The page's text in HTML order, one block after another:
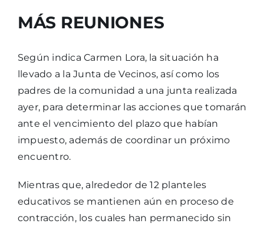
MÁS REUNIONES
Según indica Carmen Lora, la situación ha
llevado a la Junta de Vecinos, así como los
padres de la comunidad a una junta realizada
ayer, para determinar las acciones que tomarán
ante el vencimiento del plazo que habían
impuesto, además de coordinar un próximo
encuentro.
Mientras que, alrededor de 12 planteles
educativos se mantienen aún en proceso de
contracción, los cuales han permanecido sin